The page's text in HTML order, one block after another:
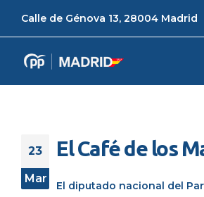
Calle de Génova 13, 28004 Madrid
23
Mar
El Café de los
El diputado nacional del